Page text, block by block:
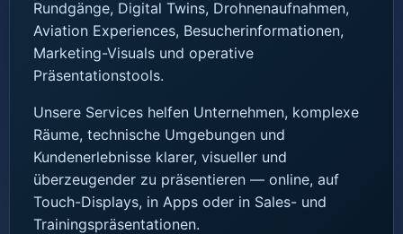
Rundgänge, Digital Twins, Drohnenaufnahmen,
Aviation Experiences, Besucherinformationen,
Marketing-Visuals und operative
Präsentationstools.
Unsere Services helfen Unternehmen, komplexe
Räume, technische Umgebungen und
Kundenerlebnisse klarer, visueller und
überzeugender zu präsentieren — online, auf
Touch-Displays, in Apps oder in Sales- und
Trainingspräsentationen.